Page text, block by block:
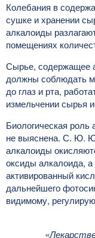
Колебания в
сушке и хранении
алкалоиды
помещениях
Сырье, содержащее
должны соблюдать
до глаз и рта,
измельчении сырья
Биологическая
не выяснена. С. Ю.
алкалоиды
оксиды алкалоида,
активированный
дальнейшего
видимому,